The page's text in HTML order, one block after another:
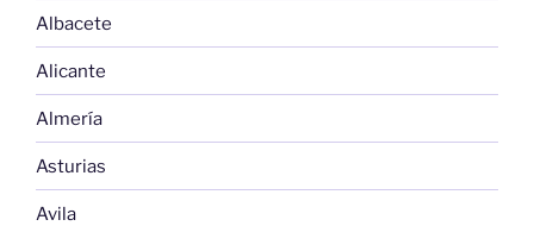
Albacete
Alicante
Almería
Asturias
Avila